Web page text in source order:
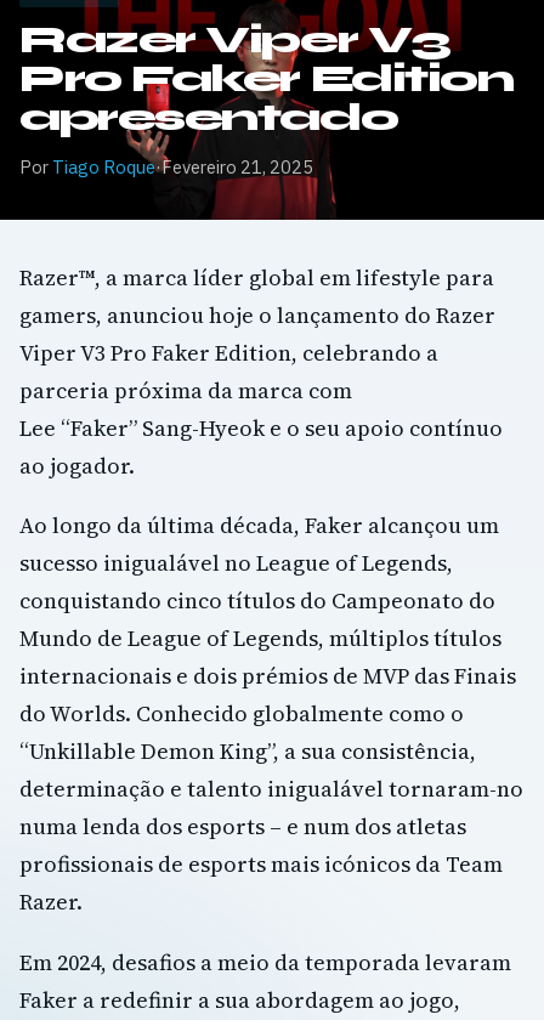
Razer Viper V3
Pro Faker Edition
apresentado
Por Tiago Roque·Fevereiro 21, 2025
Razer™, a marca líder global em lifestyle para
gamers, anunciou hoje o lançamento do Razer
Viper V3 Pro Faker Edition, celebrando a
parceria próxima da marca com
Lee “Faker” Sang-Hyeok e o seu apoio contínuo
ao jogador.
Ao longo da última década, Faker alcançou um
sucesso inigualável no League of Legends,
conquistando cinco títulos do Campeonato do
Mundo de League of Legends, múltiplos títulos
internacionais e dois prémios de MVP das Finais
do Worlds. Conhecido globalmente como o
“Unkillable Demon King”, a sua consistência,
determinação e talento inigualável tornaram-no
numa lenda dos esports – e num dos atletas
profissionais de esports mais icónicos da Team
Razer.
Em 2024, desafios a meio da temporada levaram
Faker a redefinir a sua abordagem ao jogo,